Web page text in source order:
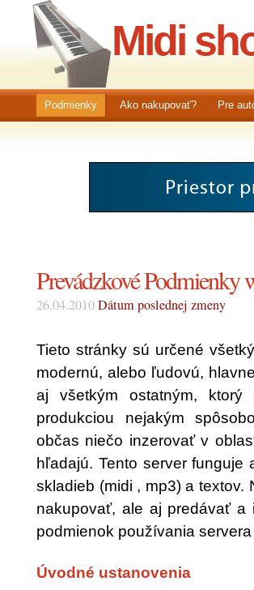
Midi
Podmienky Ako nakupovať? Pre
Prevádzkové
26.04.2010Dátum poslednej zmeny
Tieto stránky sú určené
modernú, alebo ľudovú,
aj všetkým ostatným,
produkciou nejakým
občas niečo inzerovať v
hľadajú. Tento server funguje
skladieb (midi , mp3) a textov.
nakupovať, ale aj predávať a
podmienok používania
Úvodné ustanovenia